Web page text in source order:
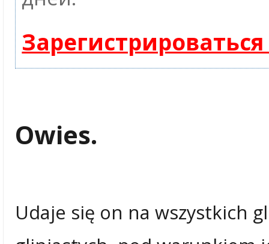
Owies.
Udaje się on na wszystkich